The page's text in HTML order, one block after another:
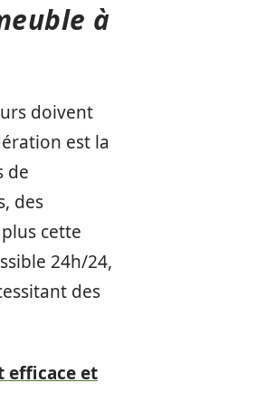
à
doivent
est la
de
des
cette
24h/24,
des
efficace et